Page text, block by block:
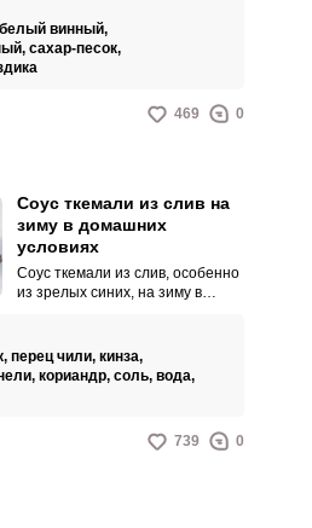
слива получается невероятно
сочной, насыщенной по вкусу,
ароматной и пряной.
винный,
сахар-песок,
469 0
Соус ткемали из слив на
зиму в домашних
условиях
Соус ткемали из слив, особенно
из зрелых синих, на зиму в
несколько слаще, чем из
традиционной алычи, а вместе с
дополнением к любым блюдам.
перец чили, кинза,
кориандр, соль, вода,
739 0